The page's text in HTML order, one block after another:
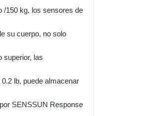
/150 kg, los sensores de
su cuerpo, no solo
superior, las
lb, puede almacenar
SENSSUN Response